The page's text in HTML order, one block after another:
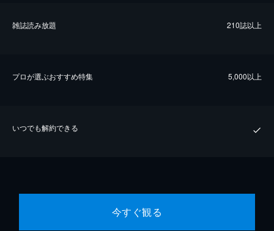
雑誌読み放題 210誌以上
プロが選ぶおすすめ特集 5,000以上
いつでも解約できる
今すぐ観る